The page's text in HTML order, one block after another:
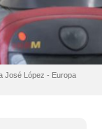
José López - Europa